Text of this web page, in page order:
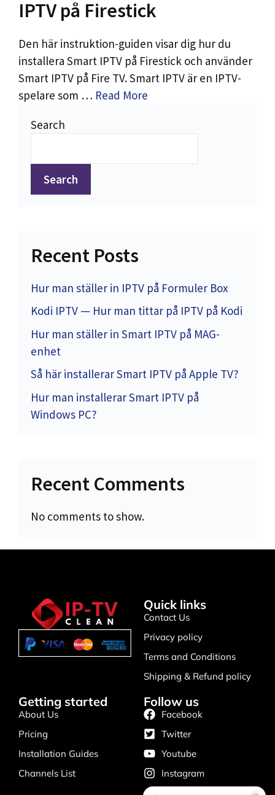
IPTV på Firestick
Den här instruktion-guiden visar dig hur du
installera Smart IPTV på Firestick och använder
Smart IPTV på Fire TV. Smart IPTV är en IPTV-
spelare som … Read More
Search
Search
Recent Posts
Hur man ställer in IPTV på Formuler Box
Kodi IPTV — Hur man tittar på IPTV på Kodi
Hur man ställer in Smart IPTV på MAG-
enhet
Så här installerar Smart IPTV på Apple TV?
Hur man installerar Smart IPTV på
Windows PC?
Recent Comments
No comments to show.
Quick links
Contact Us
Privacy policy
Terms and Conditions
Shipping & Refund policy
Getting started
About Us
Pricing
Installation Guides
Channels List
Follow us
Facebook
Twitter
Youtube
Instagram